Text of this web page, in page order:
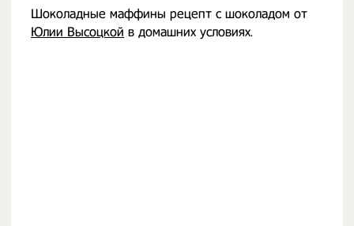
Шоколадные маффины рецепт с шоколадом от
Юлии Высоцкой в домашних условиях.